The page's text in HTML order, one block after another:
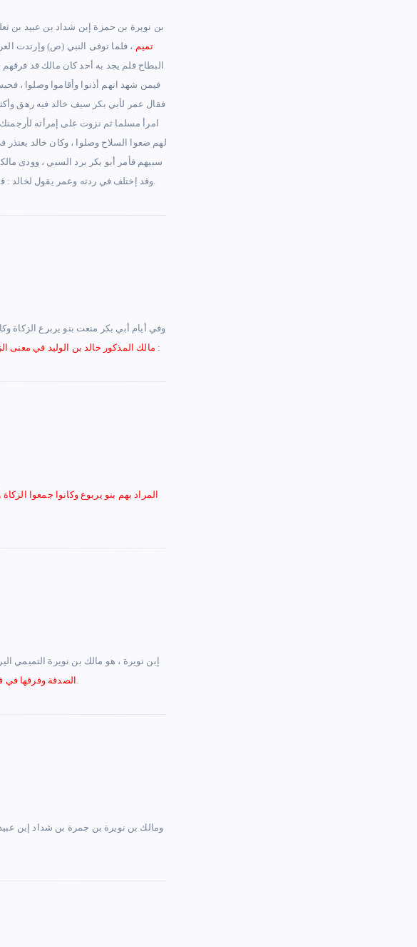
– ( مالك ) بن نويرة بن حمزة إبن شداد بن عبيد
تميم ، فلما توفى النبي (ص) وإرتدت
البطاح فلم يجد به أحد كان مالك قد
فيمن شهد انهم أذنوا وأقاموا وصلوا ،
فقال عمر لأبي بكر سيف خالد فيه رهق
امرأ مسلما ثم نزوت على إمرأته
لهم ضعوا السلاح وصلوا ، وكان خالد يعتذر
سبيهم فأمر أبو بكر برد السبي ، وودى
وقد إختلف في ردته وعمر يقول لخالد : قتلت إمرأ مسلماً ، وأبو قتادة يشهد أنهم أذنوا وصلوا ، وأبو بكر يرد السبي ويعطي دية مالك من بيت المال فهذا جميعه يدل على أنه مسلم.
– وفي أيام أبي بكر منعت بنو يربرع الزكاة
: مالك المذكور خالد بن الوليد في معنى
المراد بهم بنو يربوع وكانوا جمعوا
بن نويرة ، هو مالك بن نويرة التميمي
الصدقة وفرقها في ، وهو الذي قتله ضرار بن الأزور الأسدي صبراً بأمر خالد بن الوليد ، بعد فراغه من قتال أهل الردة وقصته معروفة.
– ومالك بن نويرة بن جمرة بن شداد إبن